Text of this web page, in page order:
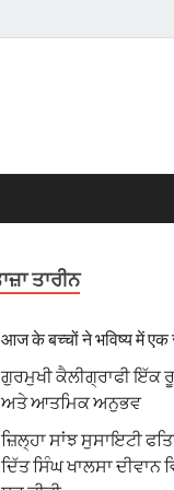
ਤਾਰੀਨ
आज के बच्चों ने भविष्य में एक
ਗੁਰਮੁਖੀ ਕੈਲੀਗ੍ਰਾਫੀ ਇੱਕ
ਅਤੇ ਆਤਮਿਕ ਅਨੁਭਵ
ਜ਼ਿਲ੍ਹਾ ਸਾਂਝ ਸੁਸਾਇਟੀ
ਦਿੱਤ ਸਿੰਘ ਖਾਲਸਾ ਦੀਵਾਨ